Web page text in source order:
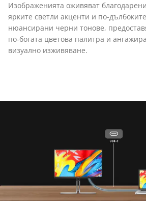
Изображенията оживяват
ярките светли акценти и по-
нюансирани черни тонове,
по-богата цветова палитра и
визуално изживяване.